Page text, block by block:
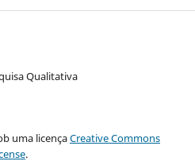
Qualitativa
uma licençaCreative Commons
.